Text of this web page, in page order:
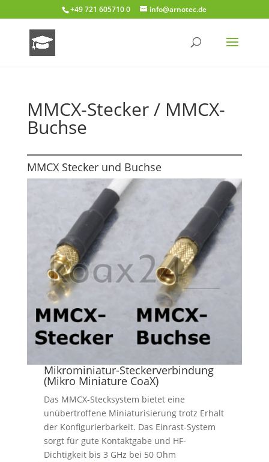
+49 721 605710 0 info@arnotec.de
MMCX-Stecker / MMCX-
Buchse
MMCX Stecker und Buchse
Mikrominiatur-Steckerverbindung
(Mikro Miniature CoaX)
Das MMCX-Stecksystem bietet eine
unübertroffene Miniaturisierung trotz Erhalt
der Konfigurierbarkeit. Das Einrast-System
sorgt für gute Kontaktgabe und HF-
Dichtigkeit bis 3 GHz bei 50 Ohm